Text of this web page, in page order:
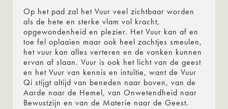
Op het pad zal het Vuur veel zichtbaar worden
als de hete en sterke vlam vol kracht,
opgewondenheid en plezier. Het Vuur kan af en
toe fel oplaaien maar ook heel zachtjes smeulen,
het vuur kan alles verteren en de vonken kunnen
ervan af slaan. Vuur is ook het licht van de geest
en het Vuur van kennis en intuïtie, want de Vuur
Qi stijgt altijd van beneden naar boven, van de
Aarde naar de Hemel, van Onwetendheid naar
Bewustzijn en van de Materie naar de Geest.